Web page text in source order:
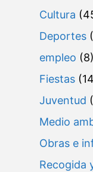
Cultura
Deportes
empleo (8)
Fiestas
Juventud
Medio
Obras e
Recogida